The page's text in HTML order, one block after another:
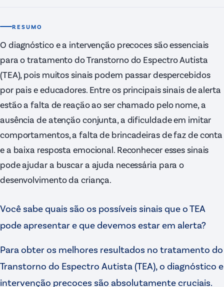
RESUMO
O diagnóstico e a intervenção precoces são essenciais
para o tratamento do Transtorno do Espectro Autista
(TEA), pois muitos sinais podem passar despercebidos
por pais e educadores. Entre os principais sinais de alerta
estão a falta de reação ao ser chamado pelo nome, a
ausência de atenção conjunta, a dificuldade em imitar
comportamentos, a falta de brincadeiras de faz de conta
e a baixa resposta emocional. Reconhecer esses sinais
pode ajudar a buscar a ajuda necessária para o
desenvolvimento da criança.
Você sabe quais são os possíveis sinais que o TEA
pode apresentar e que devemos estar em alerta?
Para obter os melhores resultados no tratamento do
Transtorno do Espectro Autista (TEA), o diagnóstico e
intervenção precoces são absolutamente cruciais.